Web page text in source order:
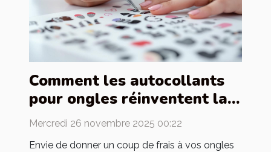
Comment les autocollants
pour ongles réinventent la
manucure française ?
Mercredi 26 novembre 2025 00:22
Envie de donner un coup de frais à vos ongles